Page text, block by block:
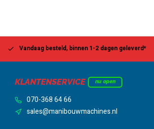
Vandaag besteld, binnen 1-2 dagen geleverd*
KLANTENSERVICE nu open
070-368 64 66
sales@manibouwmachines.nl